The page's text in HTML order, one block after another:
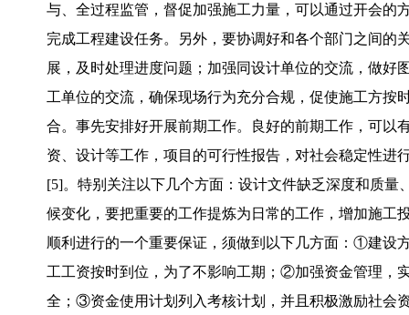
与、全过程监管，督促加强施工力量，可以通过开会的
完成工程建设任务。另外，要协调好和各个部门之间的
展，及时处理进度问题；加强同设计单位的交流，做好
工单位的交流，确保现场行为充分合规，促使施工方按
合。事先安排好开展前期工作。良好的前期工作，可以
资、设计等工作，项目的可行性报告，对社会稳定性进
[5]。特别关注以下几个方面：设计文件缺乏深度和质
候变化，要把重要的工作提炼为日常的工作，增加施工
顺利进行的一个重要保证，须做到以下几方面：①建设
工工资按时到位，为了不影响工期；②加强资金管理，
全；③资金使用计划列入考核计划，并且积极激励社会